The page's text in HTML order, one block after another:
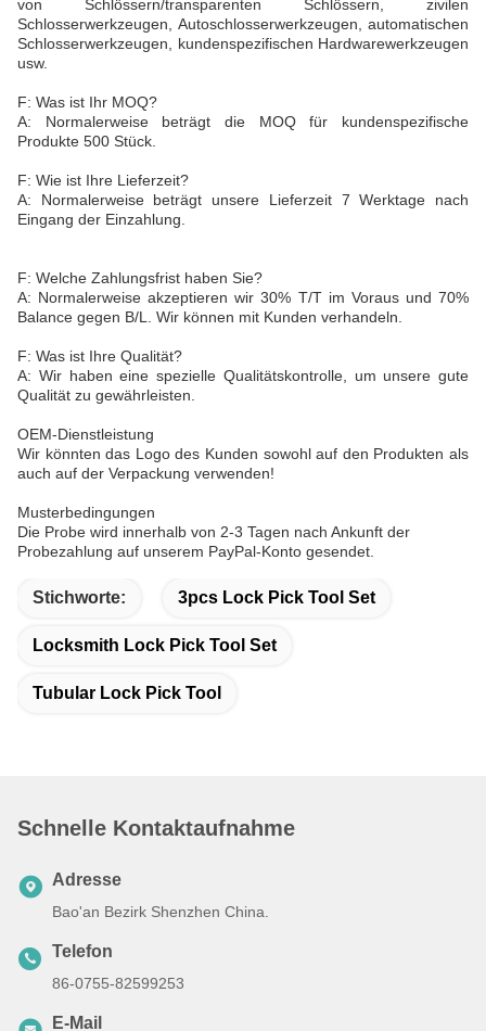
von Schlössern/transparenten Schlössern, zivilen
Schlosserwerkzeugen, Autoschlosserwerkzeugen, automatischen
Schlosserwerkzeugen, kundenspezifischen Hardwarewerkzeugen
usw.
F: Was ist Ihr MOQ?
A: Normalerweise beträgt die MOQ für kundenspezifische
Produkte 500 Stück.
F: Wie ist Ihre Lieferzeit?
A: Normalerweise beträgt unsere Lieferzeit 7 Werktage nach
Eingang der Einzahlung.
F: Welche Zahlungsfrist haben Sie?
A: Normalerweise akzeptieren wir 30% T/T im Voraus und 70%
Balance gegen B/L. Wir können mit Kunden verhandeln.
F: Was ist Ihre Qualität?
A: Wir haben eine spezielle Qualitätskontrolle, um unsere gute
Qualität zu gewährleisten.
OEM-Dienstleistung
Wir könnten das Logo des Kunden sowohl auf den Produkten als
auch auf der Verpackung verwenden!
Musterbedingungen
Die Probe wird innerhalb von 2-3 Tagen nach Ankunft der
Probezahlung auf unserem PayPal-Konto gesendet.
Stichworte: 3pcs Lock Pick Tool Set
Locksmith Lock Pick Tool Set
Tubular Lock Pick Tool
Schnelle Kontaktaufnahme
Adresse
Bao'an Bezirk Shenzhen China.
Telefon
86-0755-82599253
E-Mail